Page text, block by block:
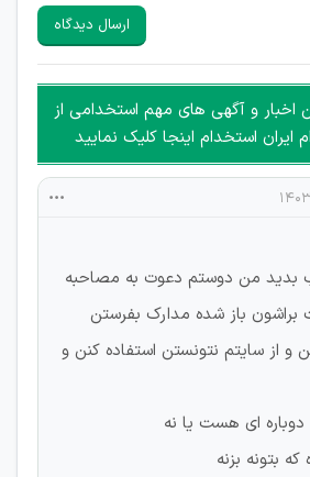
و کنایه به سایر افراد (مسئول و غیر مسئول)
هرگونه ملاقات حضوری چه به صورت دسته
سایت وجود ندارد.
ارسال دیدگاه
و آگهی های مهم استخدامی از
ایران استخدام اینجا کلیک نمایید
بدید من دوستم دعوت به مصاحبه
براشون باز شده مدارک بفرستن
و از سایتم نتونستن استفاده کنن و
ای هست یا نه
بتونه بزنه